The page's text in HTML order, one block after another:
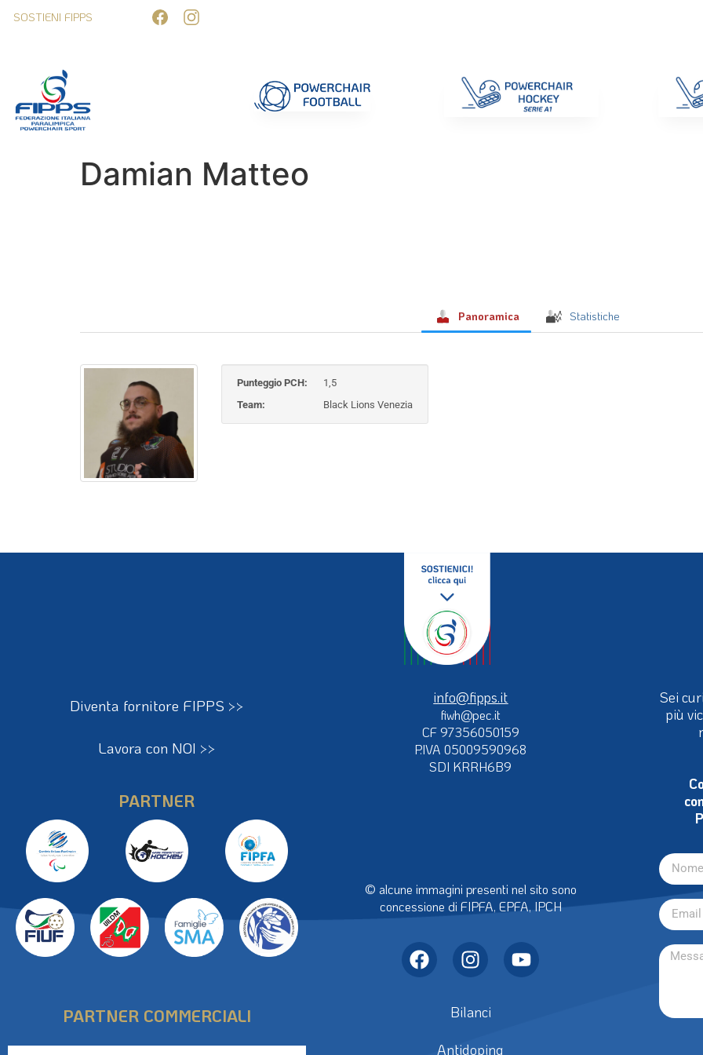
SOSTIENI FIPPS
Damian Matteo
Panoramica Statistiche
Punteggio PCH:
1,5
Team:
Black Lions Venezia
Diventa fornitore FIPPS >>
Lavora con NOI >>
PARTNER
PARTNER COMMERCIALI
info@fipps.it
fiwh@pec.it
CF 97356050159
P.IVA 05009590968
SDI KRRH6B9
© alcune immagini presenti nel sito sono
concessione di FIPFA, EPFA, IPCH
Bilanci
Antidoping
Sei
più